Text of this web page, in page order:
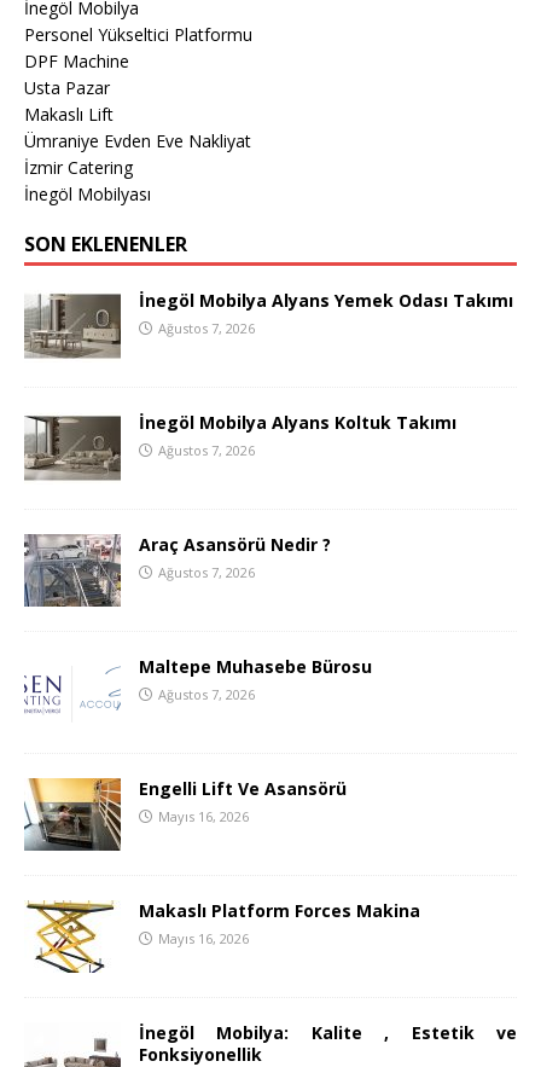
İnegöl Mobilya
Personel Yükseltici Platformu
DPF Machine
Usta Pazar
Makaslı Lift
Ümraniye Evden Eve Nakliyat
İzmir Catering
İnegöl Mobilyası
SON EKLENENLER
İnegöl Mobilya Alyans Yemek Odası Takımı
Ağustos 7, 2026
İnegöl Mobilya Alyans Koltuk Takımı
Ağustos 7, 2026
Araç Asansörü Nedir ?
Ağustos 7, 2026
Maltepe Muhasebe Bürosu
Ağustos 7, 2026
Engelli Lift Ve Asansörü
Mayıs 16, 2026
Makaslı Platform Forces Makina
Mayıs 16, 2026
İnegöl Mobilya: Kalite , Estetik ve
Fonksiyonellik